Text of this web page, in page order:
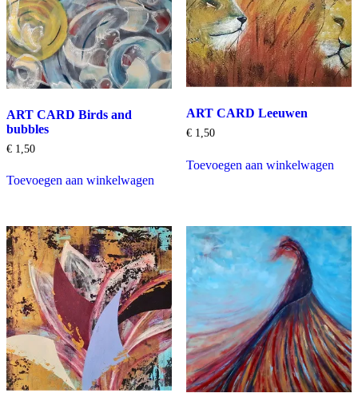
ART CARD Birds and
bubbles
€ 1,50
Toevoegen aan winkelwagen
ART CARD Leeuwen
€1,50
Toevoegen aan winkelwagen